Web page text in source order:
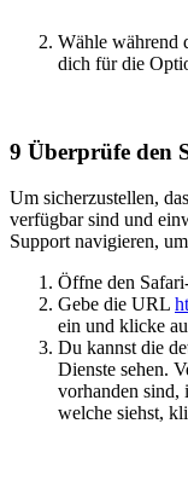
Wähle während
dich für die
9 Überprüfe den
Um sicherzustellen,
verfügbar sind und
Support navigieren,
Öffne den
Gebe die URL
ein und klicke
Du kannst die
Dienste sehen.
vorhanden sind,
welche siehst,